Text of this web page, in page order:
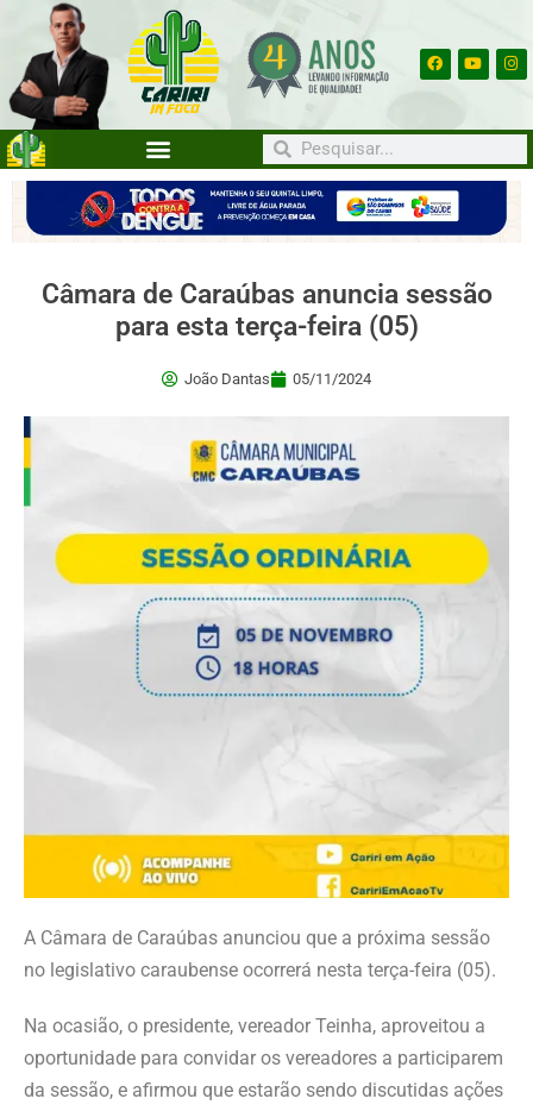
Câmara de Caraúbas anuncia sessão
para esta terça-feira (05)
João Dantas 05/11/2024
A Câmara de Caraúbas anunciou que a próxima sessão
no legislativo caraubense ocorrerá nesta terça-feira (05).
Na ocasião, o presidente, vereador Teinha, aproveitou a
oportunidade para convidar os vereadores a participarem
da sessão, e afirmou que estarão sendo discutidas ações